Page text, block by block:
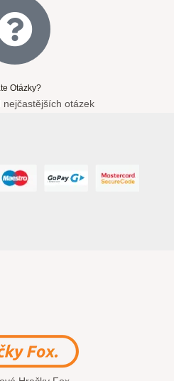
Otázky?
nejčastějších otázek